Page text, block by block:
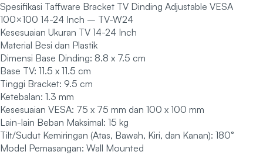
Spesifikasi Taffware Bracket TV Dinding Adjustable VESA
100×100 14-24 Inch – TV-W24
Kesesuaian Ukuran TV 14-24 Inch
Material Besi dan Plastik
Dimensi Base Dinding: 8.8 x 7.5 cm
Base TV: 11.5 x 11.5 cm
Tinggi Bracket: 9.5 cm
Ketebalan: 1.3 mm
Kesesuaian VESA: 75 x 75 mm dan 100 x 100 mm
Lain-lain Beban Maksimal: 15 kg
Tilt/Sudut Kemiringan (Atas, Bawah, Kiri, dan Kanan): 180°
Model Pemasangan: Wall Mounted